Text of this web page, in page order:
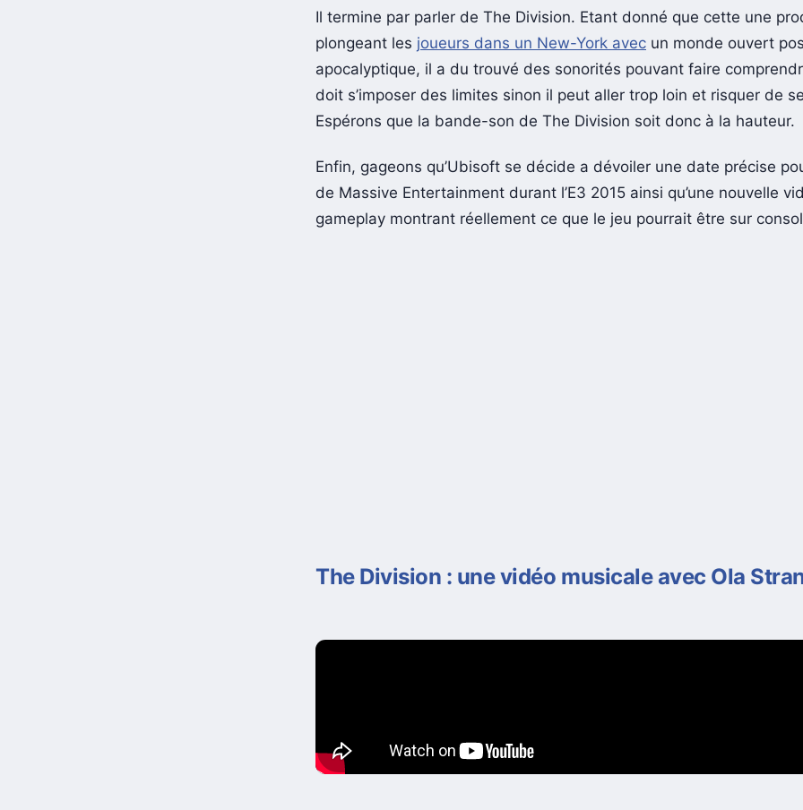
Il termine par parler de The Division. Etant donné que cette une
plongeant les joueurs dans un New-York avec un monde ouvert
apocalyptique, il a du trouvé des sonorités pouvant faire
doit s’imposer des limites sinon il peut aller trop loin et risquer de
Espérons que la bande-son de The Division soit donc à la hauteur.
Enfin, gageons qu’Ubisoft se décide a dévoiler une date précise
de Massive Entertainment durant l’E3 2015 ainsi qu’une nouvelle
gameplay montrant réellement ce que le jeu pourrait être sur
The Division : une vidéo musicale avec Ola